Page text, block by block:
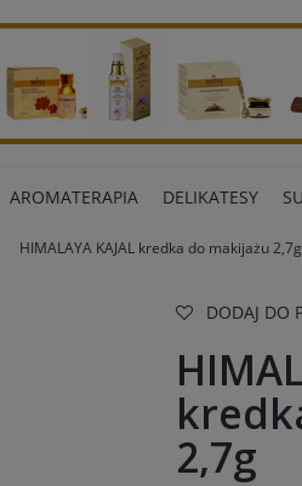
AROMATERAPIA DELIKATESY
HIMALAYA KAJAL kredka do makijażu 2,7g
DODAJ DO
2,7g